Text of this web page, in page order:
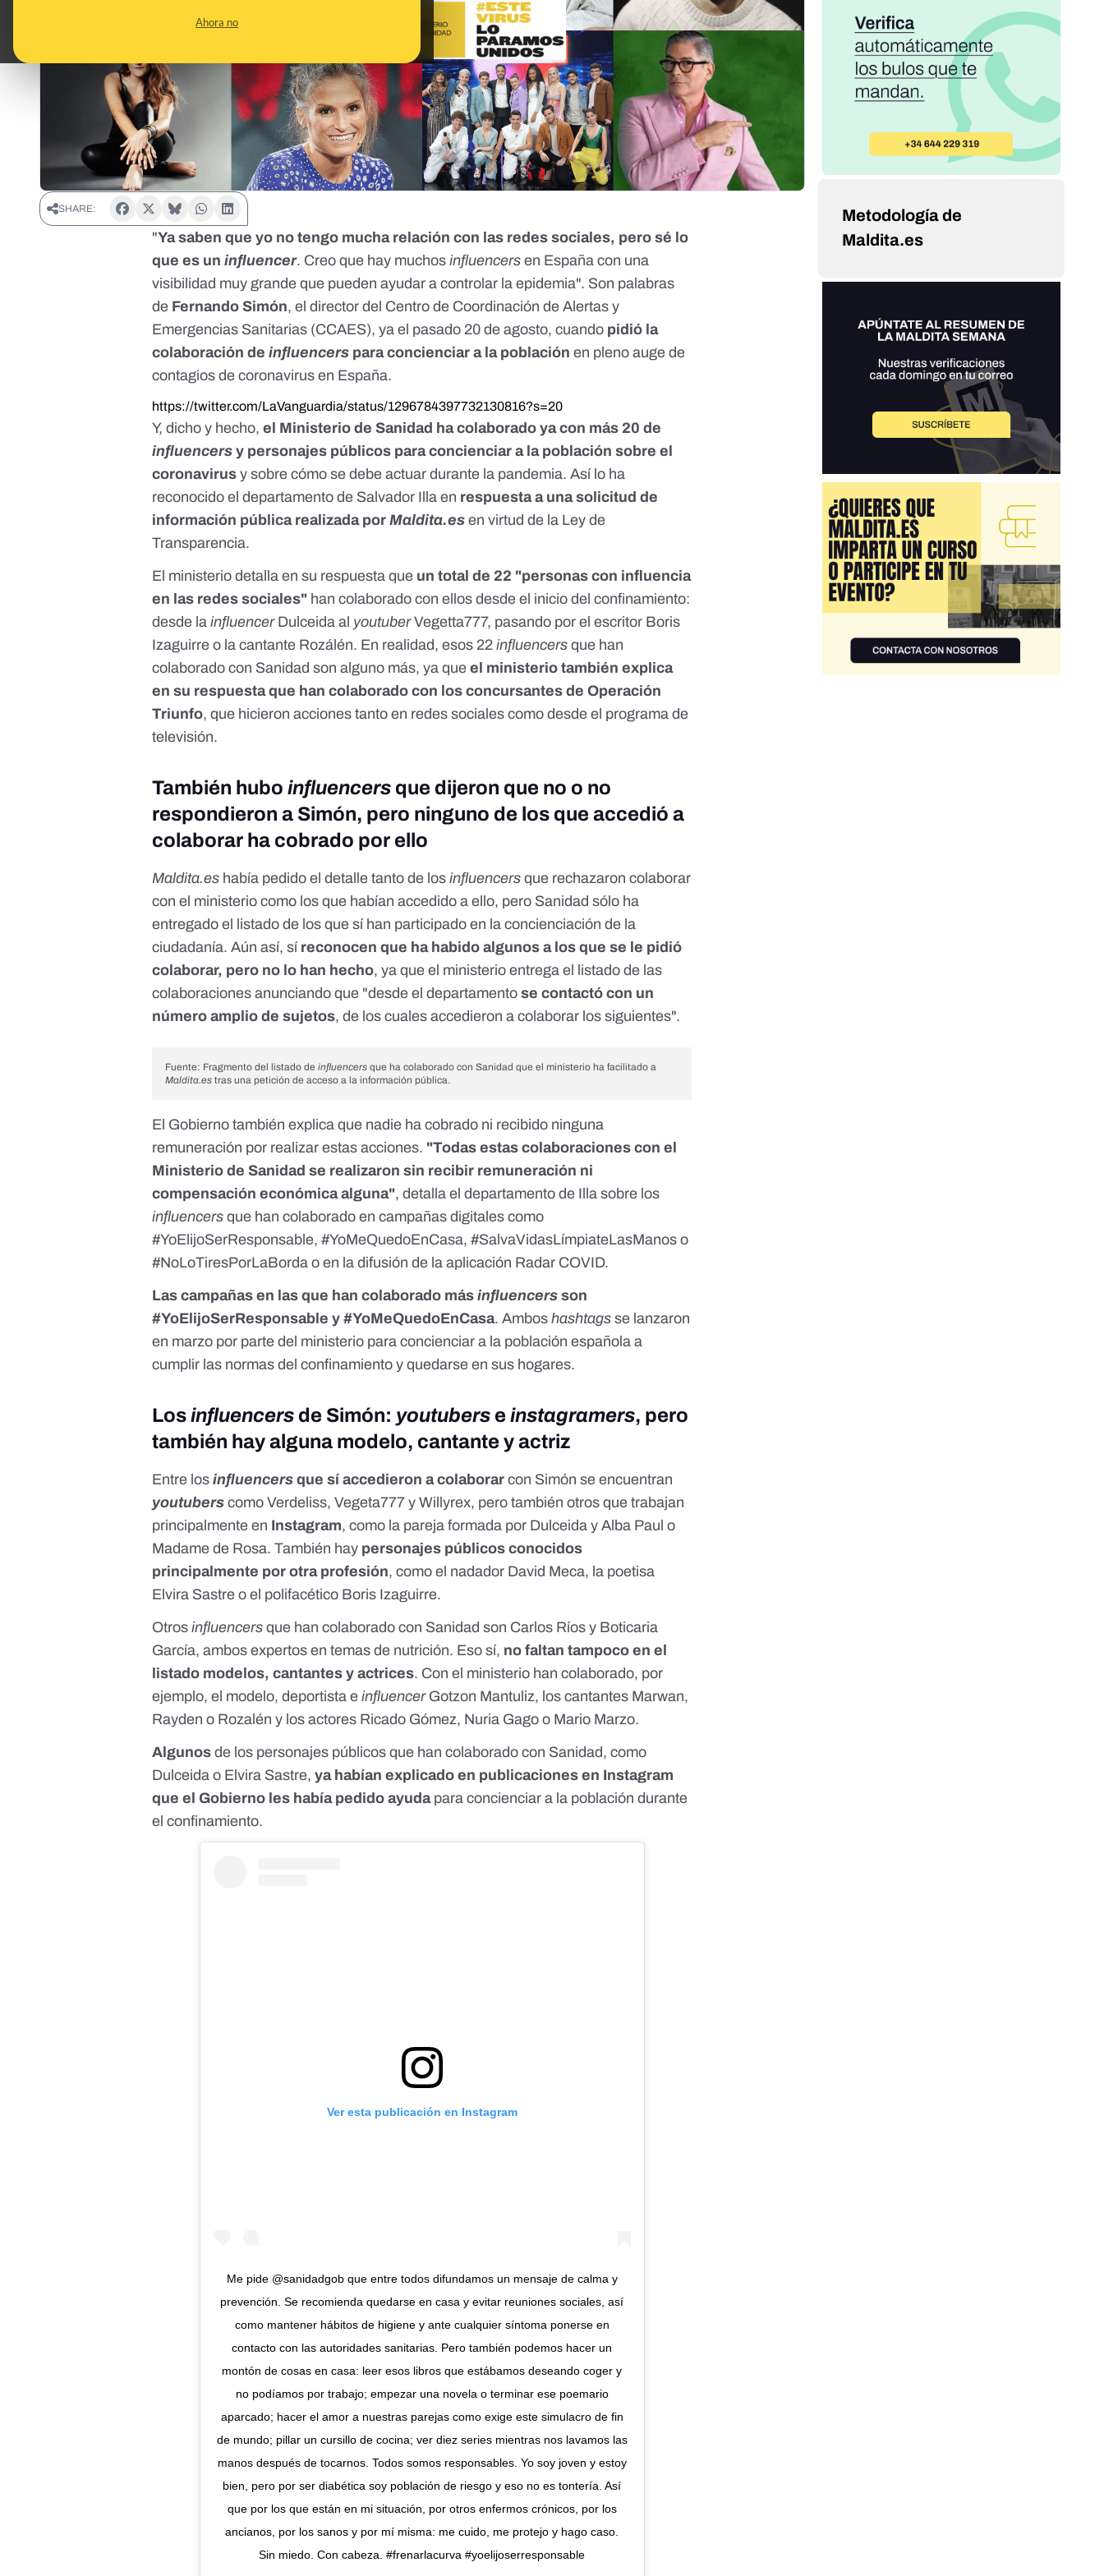
Ahora no
SHARE:
"Ya saben que yo no tengo mucha relación con las redes sociales, pero sé lo
que es uninfluencer. Creo que hay muchos influencersen España con una
visibilidad muy grande que pueden ayudar a controlar la epidemia". Son palabras
de Fernando Simón, el director del Centro de Coordinación de Alertas y
Emergencias Sanitarias (CCAES), ya el pasado 20 de agosto, cuando pidió la
colaboración deinfluencers para concienciar a la población en pleno auge de
contagios de coronavirus en España.
https://twitter.com/LaVanguardia/status/1296784397732130816?s=20
Y, dicho y hecho,el Ministerio de Sanidad ha colaborado ya con más 20 de
influencers y personajes públicos para concienciar a la población sobre el
coronavirus y sobre cómo se debe actuar durante la pandemia. Así lo ha
reconocido el departamento de Salvador Illa en respuesta a una solicitud de
información pública realizada porMaldita.esen virtud de la Ley de
Transparencia.
El ministerio detalla en su respuesta que un total de 22 "personas con influencia
en las redes sociales" han colaborado con ellos desde el inicio del confinamiento:
desde lainfluencerDulceida al youtuberVegetta777, pasando por el escritor Boris
Izaguirre o la cantante Rozálén. En realidad, esos 22influencers que han
colaborado con Sanidad son alguno más, ya queel ministerio también explica
en su respuesta que han colaborado con los concursantes de Operación
Triunfo, que hicieron acciones tanto en redes sociales como desde el programa de
televisión.
También hubo influencers que dijeron que no o no
respondieron a Simón, pero ninguno de los que accedió a
colaborar ha cobrado por ello
Maldita.es había pedido el detalle tanto de los influencers que rechazaron colaborar
con el ministerio como los que habían accedido a ello, pero Sanidad sólo ha
entregado el listado de los que sí han participado en la concienciación de la
ciudadanía. Aún así, sí reconocen que ha habido algunos a los que se le pidió
colaborar, pero no lo han hecho, ya que el ministerio entrega el listado de las
colaboraciones anunciando que "desde el departamentose contactó con un
número amplio de sujetos, de los cuales accedieron a colaborar los siguientes".
Fuente: Fragmento del listado de influencers que ha colaborado con Sanidad que el ministerio ha facilitado a
Maldita.es tras una petición de acceso a la información pública.
El Gobierno también explica que nadie ha cobrado ni recibido ninguna
remuneración por realizar estas acciones. "Todas estas colaboraciones con el
Ministerio de Sanidad se realizaron sin recibir remuneración ni
compensación económica alguna", detalla el departamento de Illa sobre los
influencers que han colaborado en campañas digitales como
#YoElijoSerResponsable, #YoMeQuedoEnCasa, #SalvaVidasLímpiateLasManos o
#NoLoTiresPorLaBorda o en la difusión de la aplicación Radar COVID.
Las campañas en las que han colaborado másinfluencersson
#YoElijoSerResponsable y #YoMeQuedoEnCasa. Amboshashtagsse lanzaron
en marzo por parte del ministerio para concienciar a la población española a
cumplir las normas del confinamiento y quedarse en sus hogares.
Losinfluencers de Simón: youtubers einstagramers, pero
también hay alguna modelo, cantante y actriz
Entre los influencers que sí accedieron a colaborarcon Simón se encuentran
youtubers como Verdeliss, Vegeta777 y Willyrex, pero también otros que trabajan
principalmente en Instagram, como la pareja formada por Dulceida y Alba Paul o
Madame de Rosa. También hay personajes públicos conocidos
principalmente por otra profesión, como el nadador David Meca, la poetisa
Elvira Sastre o el polifacético Boris Izaguirre.
Otrosinfluencers que han colaborado con Sanidad son Carlos Ríos y Boticaria
García, ambos expertos en temas de nutrición. Eso sí, no faltan tampoco en el
listado modelos, cantantes y actrices. Con el ministerio han colaborado, por
ejemplo, el modelo, deportista e influencerGotzon Mantuliz, los cantantes Marwan,
Rayden o Rozalén y los actores Ricado Gómez, Nuria Gago o Mario Marzo.
Algunos de los personajes públicos que han colaborado con Sanidad, como
Dulceida o Elvira Sastre,ya habían explicado en publicaciones en Instagram
que el Gobierno les había pedido ayudapara concienciar a la población durante
el confinamiento.
Ver esta publicación en Instagram
Me pide @sanidadgob que entre todos difundamos un mensaje de calma y
prevención. Se recomienda quedarse en casa y evitar reuniones sociales, así
como mantener hábitos de higiene y ante cualquier síntoma ponerse en
contacto con las autoridades sanitarias. Pero también podemos hacer un
montón de cosas en casa: leer esos libros que estábamos deseando coger y
no podíamos por trabajo; empezar una novela o terminar ese poemario
aparcado; hacer el amor a nuestras parejas como exige este simulacro de fin
de mundo; pillar un cursillo de cocina; ver diez series mientras nos lavamos las
manos después de tocarnos. Todos somos responsables. Yo soy joven y estoy
bien, pero por ser diabética soy población de riesgo y eso no es tontería. Así
que por los que están en mi situación, por otros enfermos crónicos, por los
ancianos, por los sanos y por mí misma: me cuido, me protejo y hago caso.
Sin miedo. Con cabeza. #frenarlacurva #yoelijoserresponsable
Metodología de
Maldita.es